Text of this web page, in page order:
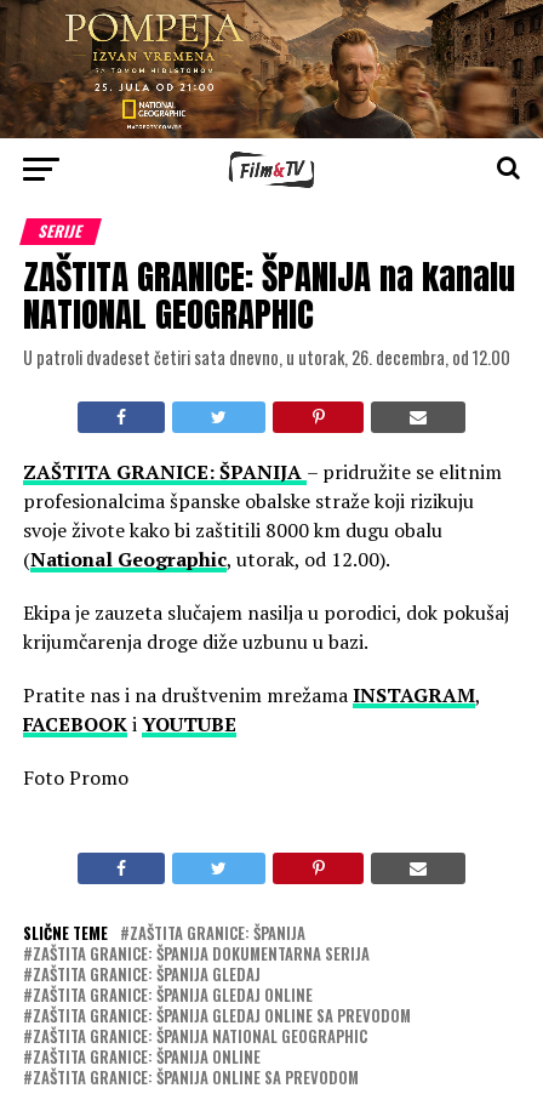
SERIJE
ZAŠTITA GRANICE: ŠPANIJA na kanalu
NATIONAL GEOGRAPHIC
U patroli dvadeset četiri sata dnevno, u utorak, 26. decembra, od 12.00
ZAŠTITA GRANICE: ŠPANIJA – pridružite se elitnim
profesionalcima španske obalske straže koji rizikuju
svoje živote kako bi zaštitili 8000 km dugu obalu
(National Geographic, utorak, od 12.00).
Ekipa je zauzeta slučajem nasilja u porodici, dok pokušaj
krijumčarenja droge diže uzbunu u bazi.
Pratite nas i na društvenim mrežamaINSTAGRAM,
FACEBOOKiYOUTUBE
Foto Promo
SLIČNE TEME
ZAŠTITA GRANICE: ŠPANIJA
ZAŠTITA GRANICE: ŠPANIJA DOKUMENTARNA SERIJA
ZAŠTITA GRANICE: ŠPANIJA GLEDAJ
ZAŠTITA GRANICE: ŠPANIJA GLEDAJ ONLINE
ZAŠTITA GRANICE: ŠPANIJA GLEDAJ ONLINE SA PREVODOM
ZAŠTITA GRANICE: ŠPANIJA NATIONAL GEOGRAPHIC
ZAŠTITA GRANICE: ŠPANIJA ONLINE
ZAŠTITA GRANICE: ŠPANIJA ONLINE SA PREVODOM